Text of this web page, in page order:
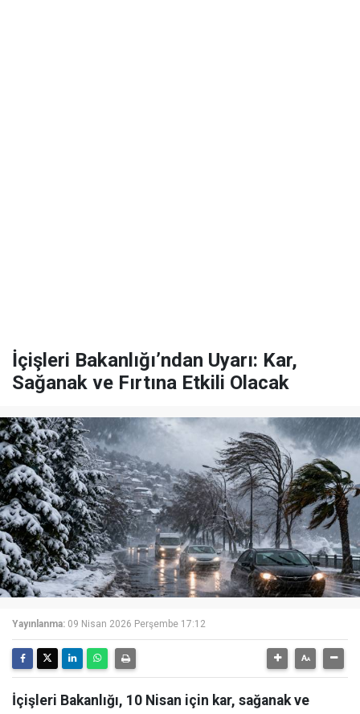
İçişleri Bakanlığı’ndan Uyarı: Kar,
Sağanak ve Fırtına Etkili Olacak
Yayınlanma: 09 Nisan 2026 Perşembe 17:12
İçişleri Bakanlığı, 10 Nisan için kar, sağanak ve